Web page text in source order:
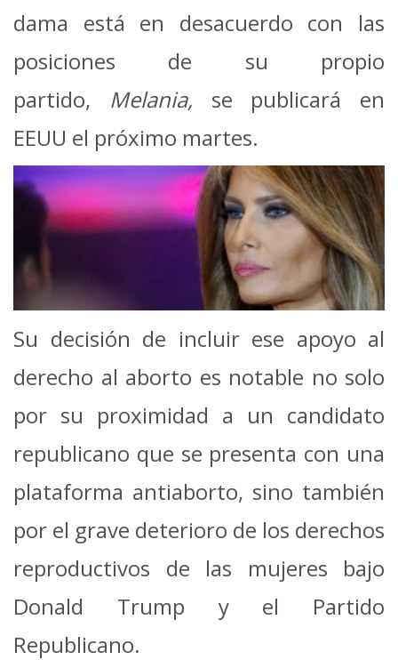
dama está en desacuerdo con las
posiciones de su propio
partido, Melania, se publicará en
EEUU el próximo martes.
Su decisión de incluir ese apoyo al
derecho al aborto es notable no solo
por su proximidad a un candidato
republicano que se presenta con una
plataforma antiaborto, sino también
por el grave deterioro de los derechos
reproductivos de las mujeres bajo
Donald Trump y el Partido
Republicano.